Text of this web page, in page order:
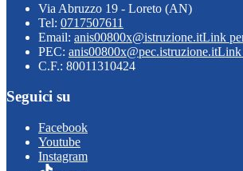
Via Abruzzo 19 - Loreto (AN)
Tel: 0717507611
Email: anis00800x@istruzione.itLink
PEC: anis00800x@pec.istruzione.itLink
C.F.: 80011310424
Seguici su
Facebook
Youtube
Instagram